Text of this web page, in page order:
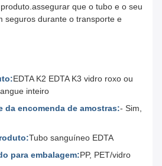
que o tubo e o seu
seguros durante o transporte e
EDTA K2 EDTA K3 vidro roxo ou
inteiro
da encomenda de amostras:- Sim,
Tubo sanguíneo EDTA
para embalagem:PP, PET/vidro